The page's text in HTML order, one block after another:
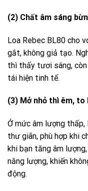
(2) Chất âm sáng
Loa Rebec BL80 cho
gắt, không giả tạo.
thì thấy tươi sáng,
tái hiện tinh tế.
(3) Mở nhỏ thì êm, to
Ở mức âm lượng thấp,
thư giãn, phù hợp khi
khi bạn tăng âm
năng lượng, khiến
động.